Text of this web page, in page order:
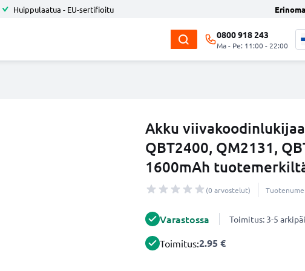
Huippulaatua - EU-sertifioitu
0800 918 243
Ma - Pe: 11:00 - 22:00
Akku
QBT2400, QM2131,
1600mAh
(0 arvostelut)
Varastossa Toimitus: 3-5
Toimitus:2.95 €